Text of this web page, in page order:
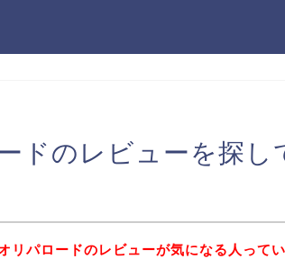
ドのレビューを探し
リパロードのレビューが気になる人って